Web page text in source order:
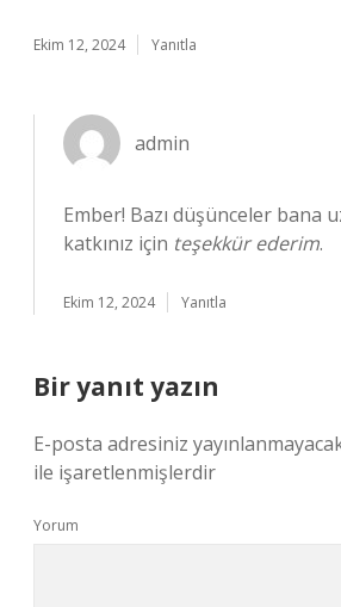
Ekim 12, 2024 Yanıtla
admin
Ember! Bazı düşünceler bana
katkınız için teşekkür ederim.
Ekim 12, 2024 Yanıtla
Bir yanıt yazın
E-posta adresiniz
ile işaretlenmişlerdir
Yorum